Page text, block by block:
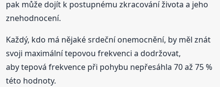
pak může dojít k postupnému zkracování života a jeho
znehodnocení.
Každý, kdo má nějaké srdeční onemocnění, by měl znát
svoji maximální tepovou frekvenci a dodržovat,
aby tepová frekvence při pohybu nepřesáhla 70 až 75 %
této hodnoty.